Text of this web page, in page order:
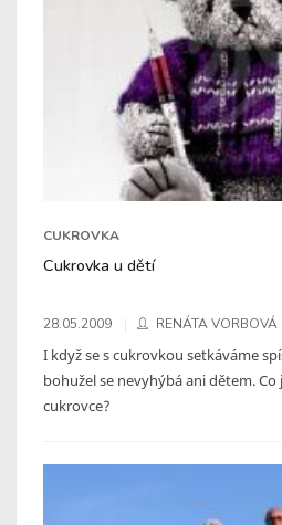
CUKROVKA
Cukrovka u dětí
28.05.2009 RENÁTA VORBOVÁ
I když se s cukrovkou setkáváme
bohužel se nevyhýbá ani dětem.
cukrovce?